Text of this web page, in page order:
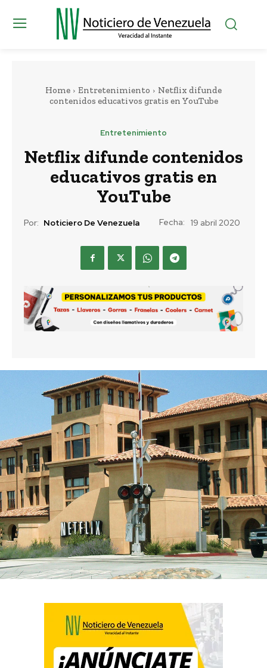
Home Entretenimiento
Netflix difunde
contenidos educativos gratis en YouTube
Entretenimiento
Netflix difunde contenidos
educativos gratis en
YouTube
Por: Noticiero De Venezuela Fecha: 19 abril 2020